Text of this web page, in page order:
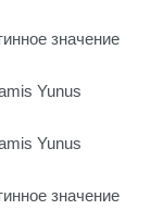
значение
Yunus
Yunus
значение